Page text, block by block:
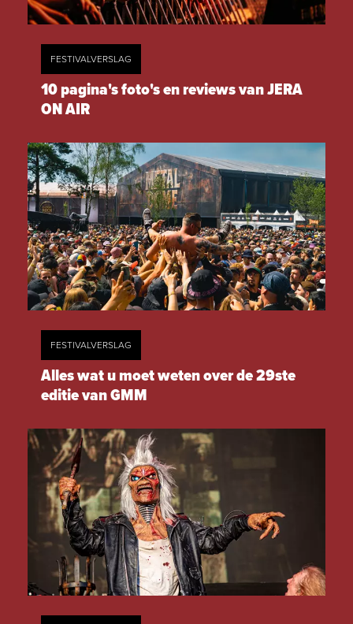
FESTIVALVERSLAG
10 pagina's foto's en reviews van JERA
ON AIR
FESTIVALVERSLAG
Alles wat u moet weten over de 29ste
editie van GMM